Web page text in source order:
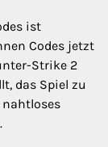
ist
Codes jetzt
Strike 2
das Spiel zu